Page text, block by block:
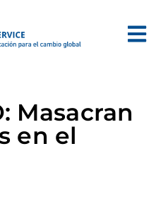
Masacran
en el